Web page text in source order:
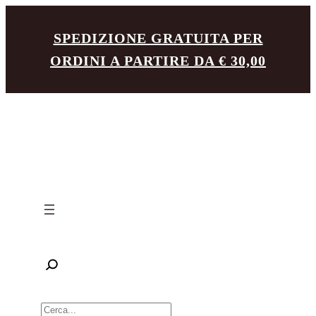
contenuto
SPEDIZIONE GRATUITA PER
ORDINI A PARTIRE DA € 30,00
R